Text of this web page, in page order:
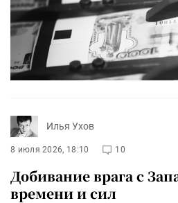
Илья Ухов
8 июля 2026, 18:10 10
Добивание врага с
времени и сил